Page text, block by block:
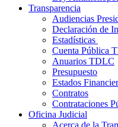
Transparencia
Audiencias
Declaración de
Estadísticas
Cuenta Pública
Anuarios TDLC
Presupuesto
Estados
Contratos
Contrataciones
Oficina Judicial
Acerca de la